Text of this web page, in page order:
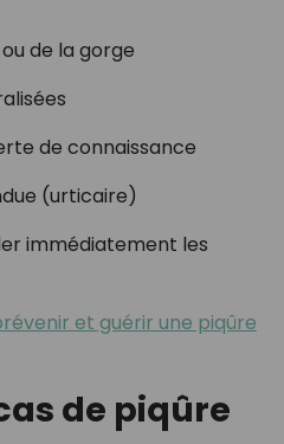
de la gorge
de connaissance
(urticaire)
immédiatement les
et guérir une piqûre
de piqûre